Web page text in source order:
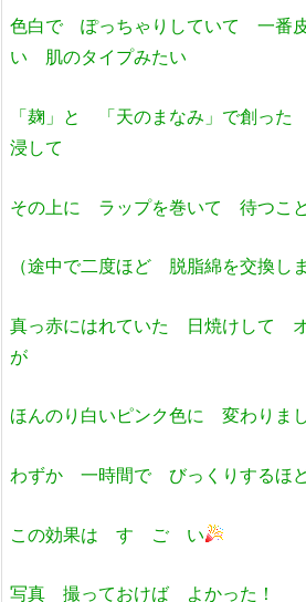
色白で ぽっちゃりしていて 一番
い 肌のタイプみたい
「麹」と 「天のまなみ」で創っ
浸して
その上に ラップを巻いて 待つこ
（途中で二度ほど 脱脂綿を交換し
真っ赤にはれていた 日焼けして
が
ほんのり白いピンク色に 変わりまし
わずか 一時間で びっくりするほど
この効果は す ご い
写真 撮っておけば よかった！